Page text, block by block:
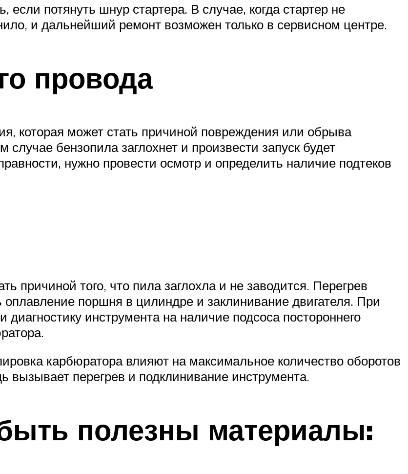
если потянуть шнур стартера. В случае, когда стартер не
и дальнейший ремонт возможен только в сервисном центре.
провода
которая может стать причиной повреждения или обрыва
бензопила заглохнет и произвести запуск будет
нужно провести осмотр и определить наличие подтеков
причиной того, что пила заглохла и не заводится. Перегрев
оплавление поршня в цилиндре и заклинивание двигателя. При
диагностику инструмента на наличие подсоса постороннего
карбюратора влияют на максимальное количество оборотов
вызывает перегрев и подклинивание инструмента.
полезны материалы: